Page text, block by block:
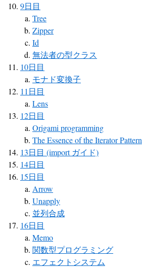
9日目
Tree
Zipper
Id
無法者の型クラス
10日目
モナド変換子
11日目
Lens
12日目
Origami programming
The Essence of the Iterator Pattern
13日目 (import ガイド)
14日目
15日目
Arrow
Unapply
並列合成
16日目
Memo
関数型プログラミング
エフェクトシステム